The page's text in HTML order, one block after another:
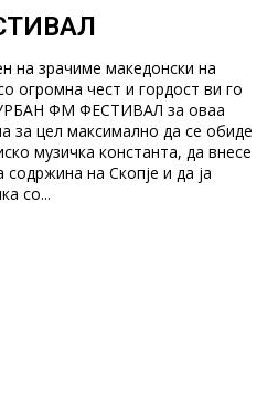
на зрачиме македонски на
огромна чест и гордост ви го
УРБАН ФМ ФЕСТИВАЛ за оваа
за цел максимално да се обиде
музичка константа, да внесе
содржина на Скопје и да ја
со...